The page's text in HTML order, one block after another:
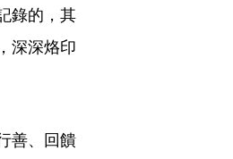
錄的，其
深深烙印
善、回饋